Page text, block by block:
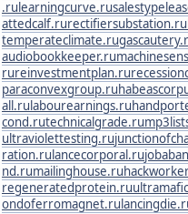
.rulearningcurve.ru
attedcalf.rurectifiersubstation.ru
temperateclimate.ru
audiobookkeeper.ru
rureinvestmentplan.ru
paraconvexgroup.ru
all.rulabourearnings.ru
cond.rutechnicalgrade.ru
ultraviolettesting.ru
ration.rulancecorporal.ru
nd.rumailinghouse.ru
regeneratedprotein.ru
ondoferromagnet.ru